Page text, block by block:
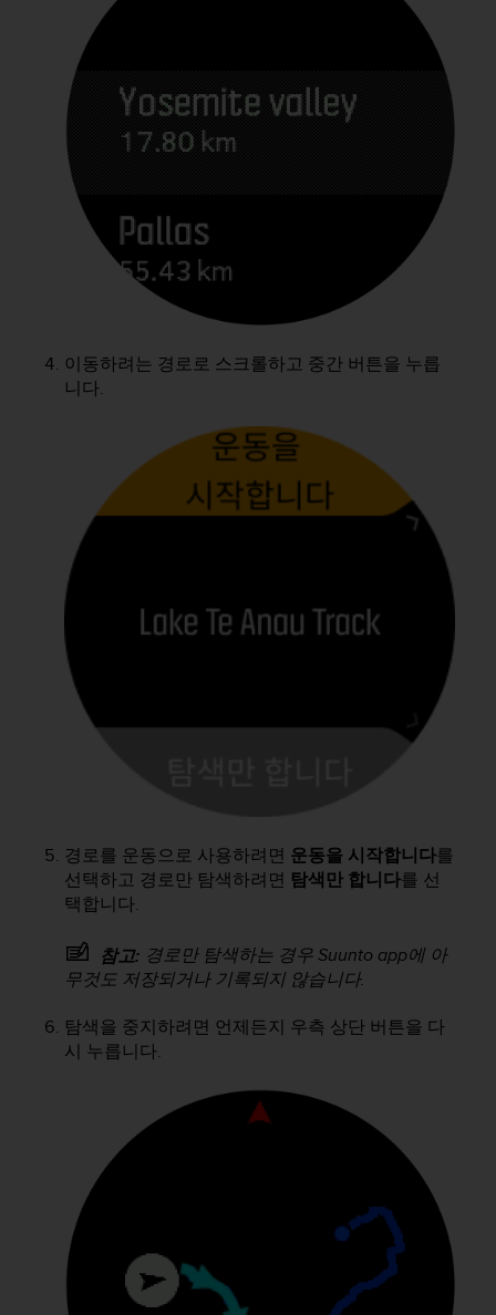
이동하려는 경로로 스크롤하고 중간 버튼을 누릅
니다.
경로를 운동으로 사용하려면 운동을 시작합니다를
선택하고 경로만 탐색하려면 탐색만 합니다를 선
택합니다.
참고: 경로만 탐색하는 경우 Suunto app에 아
무것도 저장되거나 기록되지 않습니다.
탐색을 중지하려면 언제든지 우측 상단 버튼을 다
시 누릅니다.